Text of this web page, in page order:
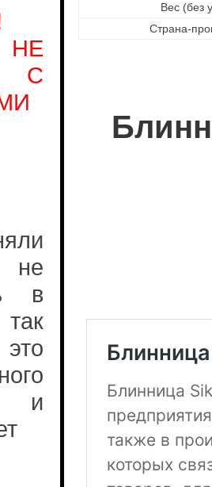
С
не
в
и
Вес (без
Страна-